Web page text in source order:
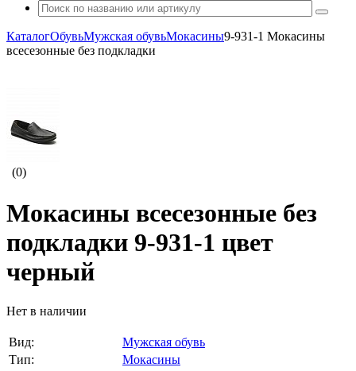
КаталогОбувьМужская обувьМокасины9-931-1 Мокасины
всесезонные без подкладки
(0)
Мокасины всесезонные без
подкладки 9-931-1 цвет
черный
Нет в наличии
Вид:
Мужская обувь
Тип:
Мокасины